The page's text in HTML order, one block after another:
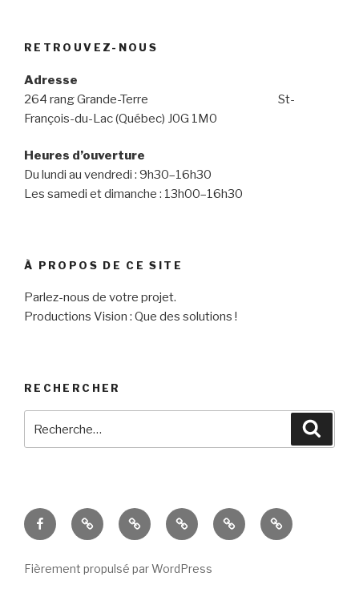
RETROUVEZ-NOUS
Adresse
264 rang Grande-Terre St-
François-du-Lac (Québec) J0G 1M0
Heures d’ouverture
Du lundi au vendredi : 9h30–16h30
Les samedi et dimanche : 13h00–16h30
À PROPOS DE CE SITE
Parlez-nous de votre projet.
Productions Vision : Que des solutions !
RECHERCHER
pour
FacebookNos
réalisations
E-
mail
Le
monde
CV
professionnel
Mikael
B.Road
Fièrement propulsé par WordPress